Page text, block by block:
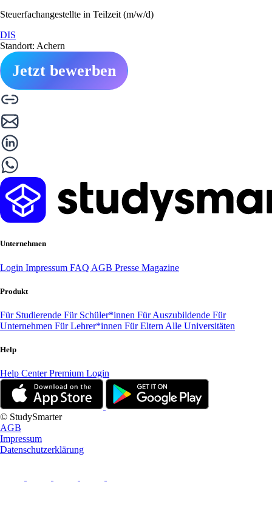
Steuerfachangestellte in Teilzeit (m/w/d)
DIS
Standort: Achern
Jetzt bewerben
Unternehmen
Login Impressum FAQ AGB Presse Magazine
Produkt
Für Studierende Für Schüler*innen Für Auszubildende Für
Unternehmen Für Lehrer*innen Für Eltern Alle Universitäten
Help
Help CenterPremium Login
© StudySmarter
AGB
Impressum
Datenschutzerklärung